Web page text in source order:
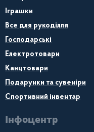
Іграшки
Все для рукоділля
Господарські
Електротовари
Канцтовари
Подарунки та сувеніри
Спортивний інвентар
Інфоцентр